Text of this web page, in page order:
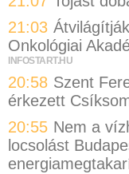
21:03
Onkológiai
INFOSTART.HU
20:58 Szent
érkezett
20:55 Nem a
locsolást